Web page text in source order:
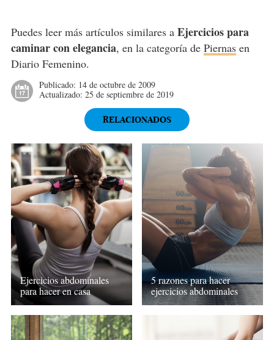
Puedes leer más artículos similares a Ejercicios para
caminar con elegancia, en la categoría de Piernasen
Diario Femenino.
Publicado: 14 de octubre de 2009
Actualizado: 25 de septiembre de 2019
RELACIONADOS
Ejercicios abdominales
para hacer en casa
5 razones para hacer
ejercicios abdominales